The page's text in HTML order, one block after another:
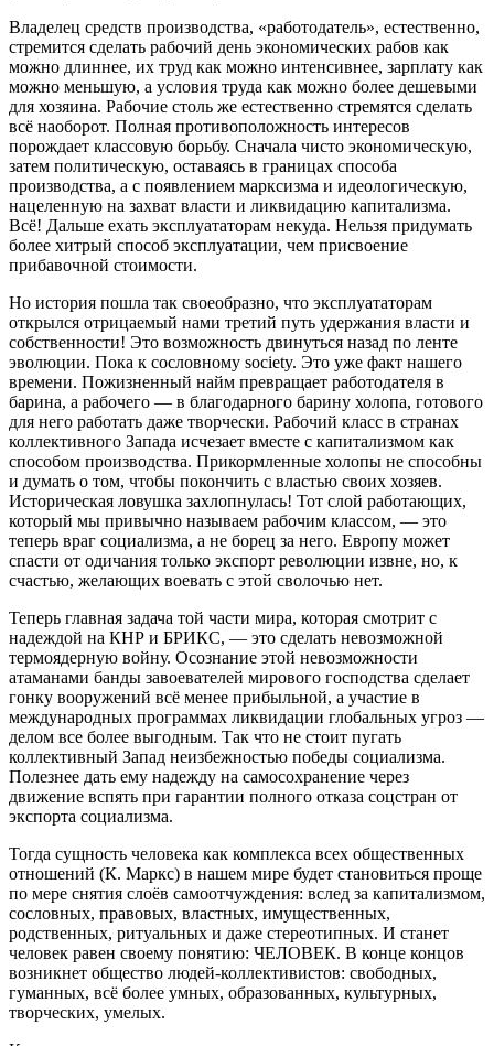
Владелец средств производства, «работодатель», естественно,
стремится сделать рабочий день экономических рабов как
можно длиннее, их труд как можно интенсивнее, зарплату как
можно меньшую, а условия труда как можно более дешевыми
для хозяина. Рабочие столь же естественно стремятся сделать
всё наоборот. Полная противоположность интересов
порождает классовую борьбу. Сначала чисто экономическую,
затем политическую, оставаясь в границах способа
производства, а с появлением марксизма и идеологическую,
нацеленную на захват власти и ликвидацию капитализма.
Всё! Дальше ехать эксплуататорам некуда. Нельзя придумать
более хитрый способ эксплуатации, чем присвоение
прибавочной стоимости.
Но история пошла так своеобразно, что эксплуататорам
открылся отрицаемый нами третий путь удержания власти и
собственности! Это возможность двинуться назад по ленте
эволюции. Пока к сословному society. Это уже факт нашего
времени. Пожизненный найм превращает работодателя в
барина, а рабочего — в благодарного барину холопа, готового
для него работать даже творчески. Рабочий класс в странах
коллективного Запада исчезает вместе с капитализмом как
способом производства. Прикормленные холопы не способны
и думать о том, чтобы покончить с властью своих хозяев.
Историческая ловушка захлопнулась! Тот слой работающих,
который мы привычно называем рабочим классом, — это
теперь враг социализма, а не борец за него. Европу может
спасти от одичания только экспорт революции извне, но, к
счастью, желающих воевать с этой сволочью нет.
Теперь главная задача той части мира, которая смотрит с
надеждой на КНР и БРИКС, — это сделать невозможной
термоядерную войну. Осознание этой невозможности
атаманами банды завоевателей мирового господства сделает
гонку вооружений всё менее прибыльной, а участие в
международных программах ликвидации глобальных угроз —
делом все более выгодным. Так что не стоит пугать
коллективный Запад неизбежностью победы социализма.
Полезнее дать ему надежду на самосохранение через
движение вспять при гарантии полного отказа соцстран от
экспорта социализма.
Тогда сущность человека как комплекса всех общественных
отношений (К. Маркс) в нашем мире будет становиться проще
по мере снятия слоёв самоотчуждения: вслед за капитализмом,
сословных, правовых, властных, имущественных,
родственных, ритуальных и даже стереотипных. И станет
человек равен своему понятию: ЧЕЛОВЕК. В конце концов
возникнет общество людей-коллективистов: свободных,
гуманных, всё более умных, образованных, культурных,
творческих, умелых.